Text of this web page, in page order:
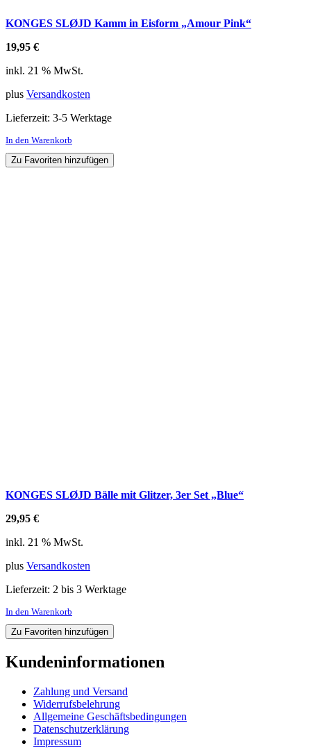
KONGES SLØJD Kamm in Eisform „Amour Pink“
19,95 €
inkl. 21 % MwSt.
plus Versandkosten
Lieferzeit: 3-5 Werktage
In den Warenkorb
Zu Favoriten hinzufügen
KONGES SLØJD Bälle mit Glitzer, 3er Set „Blue“
29,95 €
inkl. 21 % MwSt.
plus Versandkosten
Lieferzeit: 2 bis 3 Werktage
In den Warenkorb
Zu Favoriten hinzufügen
Kundeninformationen
Zahlung und Versand
Widerrufsbelehrung
Allgemeine Geschäftsbedingungen
Datenschutzerklärung
Impressum